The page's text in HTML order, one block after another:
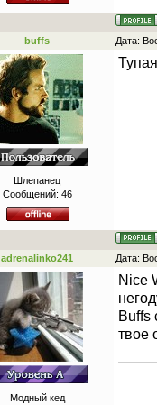
buffs Дата:
Шлепанец
Сообщений: 46
adrenalinko241 Дата:
Модный кед
Nice
Buffs
твое